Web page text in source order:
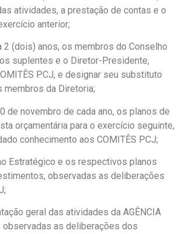
atividades, a prestação de contas e o
anterior;
2 (dois) anos, os membros do Conselho
suplentes e o Diretor-Presidente,
PCJ, e designar seu substituto
membros da Diretoria;
de novembro de cada ano, os planos de
orçamentária para o exercício seguinte,
conhecimento aos COMITÊS PCJ;
Estratégico e os respectivos planos
observadas as deliberações
geral das atividades da AGÊNCIA
observadas as deliberações dos